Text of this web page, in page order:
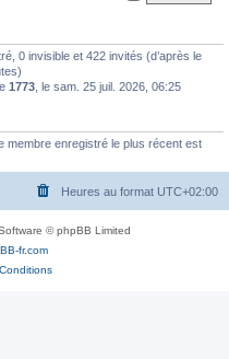
0 invisible et 422 invités (d’après le
1773 , le sam. 25 juil. 2026, 06:25
membre enregistré le plus récent est
Heures au format UTC+02:00
© phpBB Limited
fr.com
Conditions